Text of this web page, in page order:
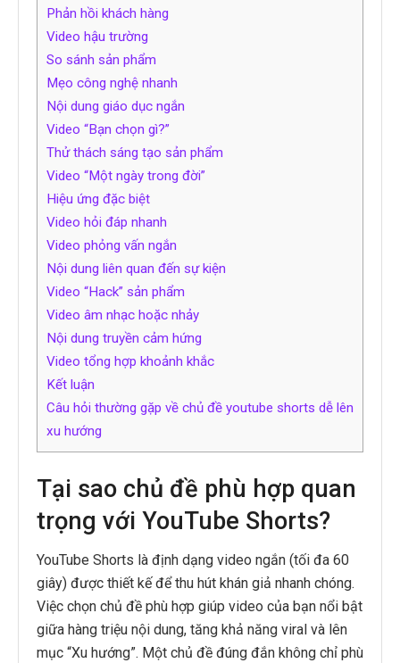
Phản hồi khách hàng
Video hậu trường
So sánh sản phẩm
Mẹo công nghệ nhanh
Nội dung giáo dục ngắn
Video “Bạn chọn gì?”
Thử thách sáng tạo sản phẩm
Video “Một ngày trong đời”
Hiệu ứng đặc biệt
Video hỏi đáp nhanh
Video phỏng vấn ngắn
Nội dung liên quan đến sự kiện
Video “Hack” sản phẩm
Video âm nhạc hoặc nhảy
Nội dung truyền cảm hứng
Video tổng hợp khoảnh khắc
Kết luận
Câu hỏi thường gặp về chủ đề youtube shorts dễ lên
xu hướng
Tại sao chủ đề phù hợp quan
trọng với YouTube Shorts?
YouTube Shorts là định dạng video ngắn (tối đa 60
giây) được thiết kế để thu hút khán giả nhanh chóng.
Việc chọn chủ đề phù hợp giúp video của bạn nổi bật
giữa hàng triệu nội dung, tăng khả năng viral và lên
mục “Xu hướng”. Một chủ đề đúng đắn không chỉ phù